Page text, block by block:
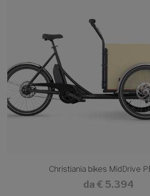
Christiania bikes MidDrive
da € 5.394